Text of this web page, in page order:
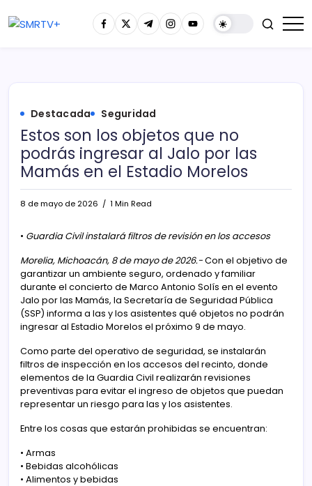
Destacada Seguridad
Estos son los objetos que no
podrás ingresar al Jalo por las
Mamás en el Estadio Morelos
8 de mayo de 2026 1 Min Read
• Guardia Civil instalará filtros de revisión en los accesos
Morelia, Michoacán, 8 de mayo de 2026.-Con el objetivo de
garantizar un ambiente seguro, ordenado y familiar
durante el concierto de Marco Antonio Solís en el evento
Jalo por las Mamás, la Secretaría de Seguridad Pública
(SSP) informa a las y los asistentes qué objetos no podrán
ingresar al Estadio Morelos el próximo 9 de mayo.
Como parte del operativo de seguridad, se instalarán
filtros de inspección en los accesos del recinto, donde
elementos de la Guardia Civil realizarán revisiones
preventivas para evitar el ingreso de objetos que puedan
representar un riesgo para las y los asistentes.
Entre los cosas que estarán prohibidas se encuentran:
•⁠ ⁠Armas
•⁠ ⁠Bebidas alcohólicas
•⁠ ⁠Alimentos y bebidas